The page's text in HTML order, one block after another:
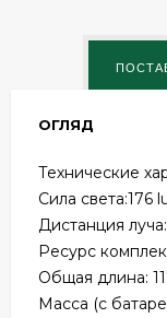
ОГЛЯД
Технические
Сила света:176
Дистанция
Ресурс
Общая длина:
Масса (с